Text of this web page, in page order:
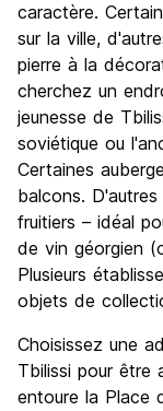
caractère.
sur la ville,
pierre à la
cherchez un
jeunesse de
soviétique ou
Certaines
balcons.
fruitiers – idéal
de vin géorgien
Plusieurs
objets de
Choisissez une
Tbilissi pour être
entoure la Place